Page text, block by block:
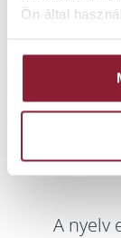
Ön által
A nyelv
A nyelv